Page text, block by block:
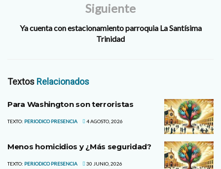
Siguiente
Ya cuenta con estacionamiento parroquia La Santísima
Trinidad
Textos Relacionados
Para Washington son terroristas
TEXTO: PERIODICO PRESENCIA 4 AGOSTO, 2026
Menos homicidios y ¿Más seguridad?
TEXTO: PERIODICO PRESENCIA 30 JUNIO, 2026